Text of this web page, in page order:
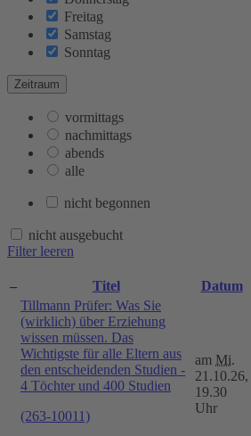
Freitag
Samstag
Sonntag
Zeitraum
vormittags
nachmittags
abends
alle
nicht begonnen
nicht ausgebucht
Filter leeren
– Titel Datum
Tillmann Prüfer: Was Sie
(wirklich) über Erziehung
wissen müssen. Das
Wichtigste für alle Eltern aus
den entscheidenden Studien -
4 Töchter und 400 Studien
(263-10011)
am Mi.
21.10.26,
19.30
Uhr